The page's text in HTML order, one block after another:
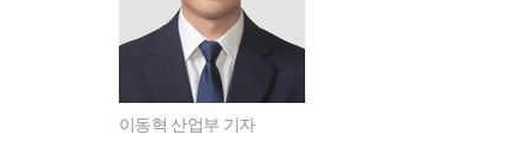
이동혁 산업부 기자